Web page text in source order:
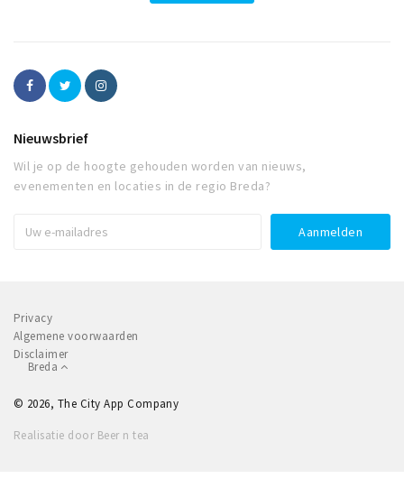
Nieuwsbrief
Wil je op de hoogte gehouden worden van nieuws,
evenementen en locaties in de regio Breda?
Privacy
Algemene voorwaarden
Disclaimer
Breda
© 2026, The City App Company
Realisatie door Beer n tea